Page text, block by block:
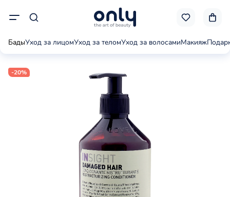
БадыУход за лицомУход за теломУход за волосамиМакияж
-20%